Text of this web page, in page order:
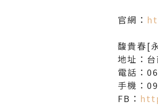
官網：
馥貴春[
地址：
電話：
手機：
FB：